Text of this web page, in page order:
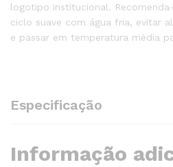
logotipo institucional.
ciclo suave com água fria, evitar
e passar em temperatura média
Especificação
Informação